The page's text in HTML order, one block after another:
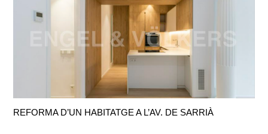
REFORMA D’UN HABITATGE A L’AV. DE SARRIÀ